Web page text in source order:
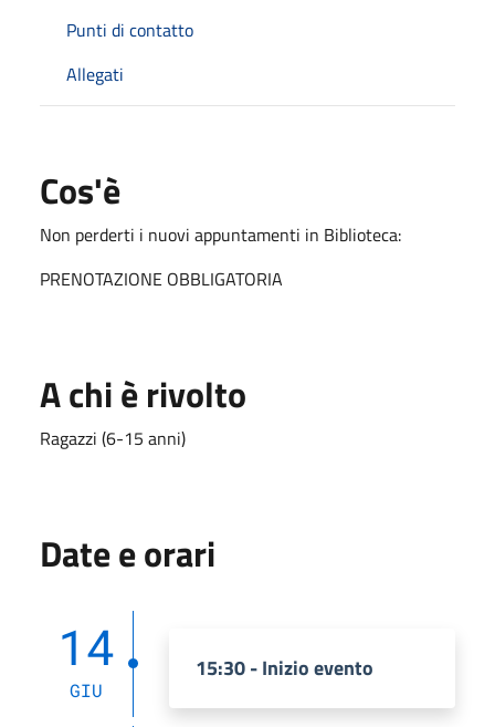
Punti di contatto
Allegati
Cos'è
Non perderti i nuovi appuntamenti in Biblioteca:
PRENOTAZIONE OBBLIGATORIA
A chi è rivolto
Ragazzi (6-15 anni)
Date e orari
14
GIU
15:30 - Inizio evento